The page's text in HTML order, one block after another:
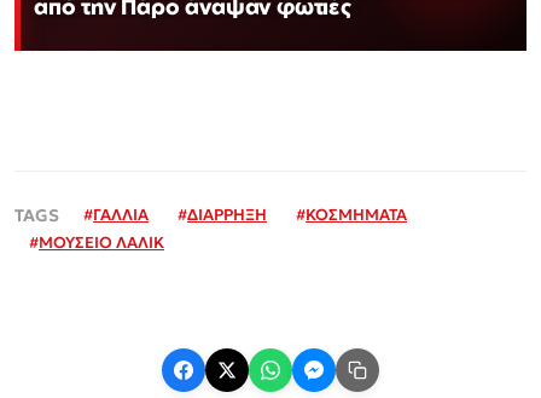
από την Πάρο άναψαν φωτιές
#ΓΑΛΛΙΑ #ΔΙΑΡΡΗΞΗ #ΚΟΣΜΗΜΑΤΑ
#ΜΟΥΣΕΙΟ ΛΑΛΙΚ